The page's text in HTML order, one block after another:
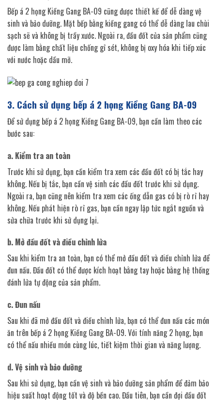
Bếp á 2 họng Kiềng Gang BA-09 cũng được thiết kế để dễ dàng vệ
sinh và bảo dưỡng. Mặt bếp bằng kiềng gang có thể dễ dàng lau chùi
sạch sẽ và không bị trầy xước. Ngoài ra, đầu đốt của sản phẩm cũng
được làm bằng chất liệu chống gỉ sét, không bị oxy hóa khi tiếp xúc
với nước hoặc dầu mỡ.
3. Cách sử dụng bếp á 2 họng Kiềng Gang BA-09
Để sử dụng bếp á 2 họng Kiềng Gang BA-09, bạn cần làm theo các
bước sau:
a. Kiểm tra an toàn
Trước khi sử dụng, bạn cần kiểm tra xem các đầu đốt có bị tắc hay
không. Nếu bị tắc, bạn cần vệ sinh các đầu đốt trước khi sử dụng.
Ngoài ra, bạn cũng nên kiểm tra xem các ống dẫn gas có bị rò rỉ hay
không. Nếu phát hiện rò rỉ gas, bạn cần ngay lập tức ngắt nguồn và
sửa chữa trước khi sử dụng lại.
b. Mở đầu đốt và điều chỉnh lửa
Sau khi kiểm tra an toàn, bạn có thể mở đầu đốt và điều chỉnh lửa để
đun nấu. Đầu đốt có thể được kích hoạt bằng tay hoặc bằng hệ thống
đánh lửa tự động của sản phẩm.
c. Đun nấu
Sau khi đã mở đầu đốt và điều chỉnh lửa, bạn có thể đun nấu các món
ăn trên bếp á 2 họng Kiềng Gang BA-09. Với tính năng 2 họng, bạn
có thể nấu nhiều món cùng lúc, tiết kiệm thời gian và năng lượng.
d. Vệ sinh và bảo dưỡng
Sau khi sử dụng, bạn cần vệ sinh và bảo dưỡng sản phẩm để đảm bảo
hiệu suất hoạt động tốt và độ bền cao. Đầu tiên, bạn cần đợi đầu đốt